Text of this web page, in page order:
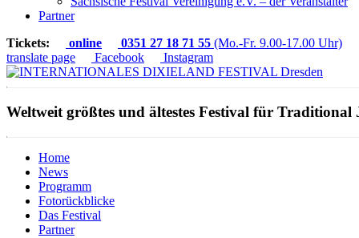
Partner
Tickets:
online 0351 27 18 71 55 (Mo.-Fr. 9.00-17.00 Uhr)
translate page
Facebook Instagram
Weltweit größtes und ältestes Festival für Traditional
Home
News
Programm
Fotorückblicke
Das Festival
Partner